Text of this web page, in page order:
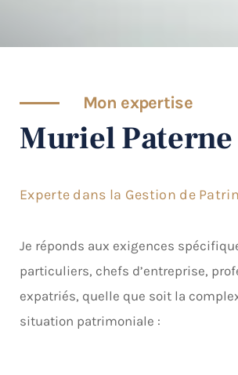
Mon expertise
Muriel Paterne
Experte dans la Gestion de
Je réponds aux exigences
particuliers, chefs d’entreprise,
expatriés, quelle que soit la
situation patrimoniale :